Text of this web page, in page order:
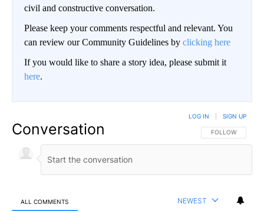
civil and constructive conversation.
Please keep your comments respectful and relevant. You
can review our Community Guidelines by clicking here
If you would like to share a story idea, please submit it
here.
Conversation FOLLOW THIS
FOLLOW
LOG IN SIGN UP
ALL COMMENTS NEWEST